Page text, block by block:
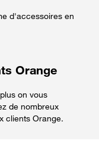
d'accessoires en
Orange
on vous
de nombreux
clients Orange.